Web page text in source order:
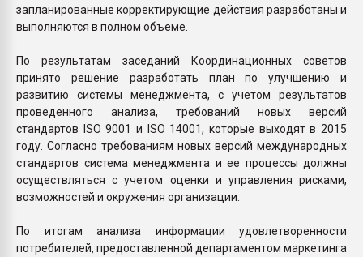
запланированные корректирующие действия разработаны и
выполняются в полном объеме.
По результатам заседаний Координационных советов
принято решение разработать план по улучшению и
развитию системы менеджмента, с учетом результатов
проведенного анализа, требований новых версий
стандартов ISO 9001 и ISO 14001, которые выходят в 2015
году. Согласно требованиям новых версий международных
стандартов система менеджмента и ее процессы должны
осуществляться с учетом оценки и управления рисками,
возможностей и окружения организации.
По итогам анализа информации удовлетворенности
потребителей, предоставленной департаментом маркетинга